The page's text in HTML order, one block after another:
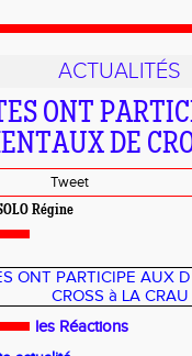
ACTUALITÉS
ONT
DE
Tweet
Régine
les Réactions